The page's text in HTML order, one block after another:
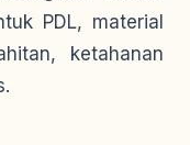
PDL, material
ketahanan